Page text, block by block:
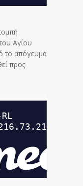
Αγίου
το απόγευμα
προς